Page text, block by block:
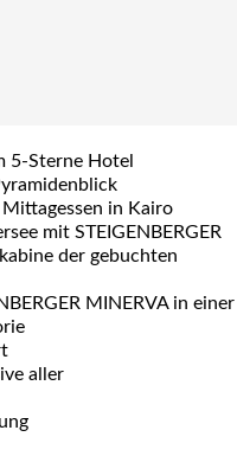
5-Sterne Hotel
in Kairo
mit STEIGENBERGER
der gebuchten
MINERVA in einer
aller